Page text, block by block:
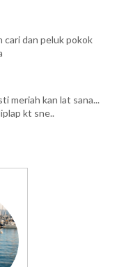
cari dan peluk pokok
meriah kan lat sana...
kt sne..